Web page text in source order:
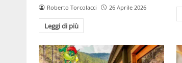
Roberto Torcolacci 26 Aprile 2026
Leggi di più